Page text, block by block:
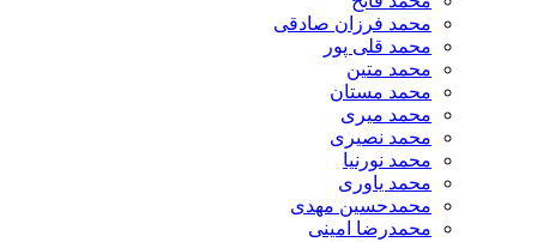
محمد فرزان صادقی
محمد قلی پور
محمد متین
محمد مستان
محمد میری
محمد نصیری
محمد نورنیا
محمد یاوری
محمدحسین مهدی
محمدرضا امینی